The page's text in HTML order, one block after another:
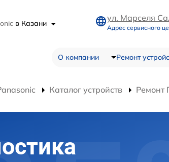
в Казани
ул. Марселя
Адрес сервисного
О компании Ремонт
Каталог устройств Ремонт